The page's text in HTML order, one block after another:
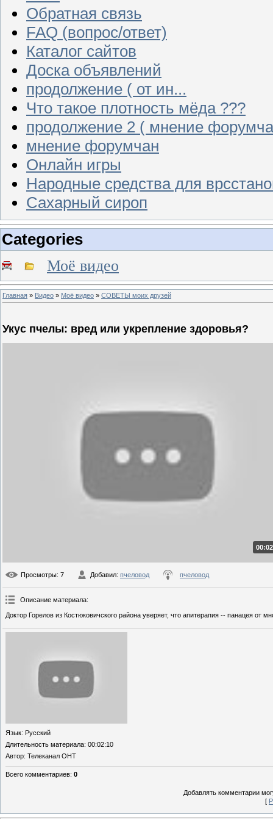
Обратная связь
FAQ (вопрос/ответ)
Каталог сайтов
Доска объявлений
продолжение ( от ин...
Что такое плотность мёда ???
продолжение 2 ( мнение
мнение форумчан
Онлайн игры
Народные средства для
Сахарный сироп
Categories
Моё видео
Главная » Видео » Моё видео » СОВЕТЫ моих друзей
Укус пчелы: вред или укрепление здоровья?
Просмотры: 7 Добавил: пчеловод пчеловод
Описание материала:
Доктор Горелов из Костюковичского района уверяет, что апитерапия -- панацея от
Язык: Русский
Длительность материала: 00:02:10
Автор: Телеканал ОНТ
Всего комментариев: 0
Добавлять комментарии
[